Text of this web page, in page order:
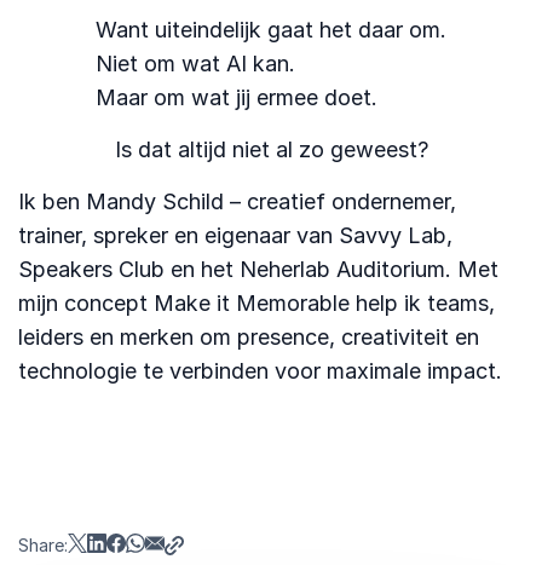
Want uiteindelijk gaat het daar om.
Niet om wat AI kan.
Maar om wat jij ermee doet.
Is dat altijd niet al zo geweest?
Ik ben Mandy Schild – creatief ondernemer,
trainer, spreker en eigenaar van Savvy Lab,
Speakers Club en het Neherlab Auditorium. Met
mijn concept Make it Memorable help ik teams,
leiders en merken om presence, creativiteit en
technologie te verbinden voor maximale impact.
Share: